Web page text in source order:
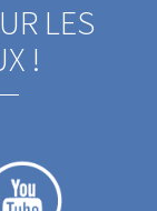
LES
!